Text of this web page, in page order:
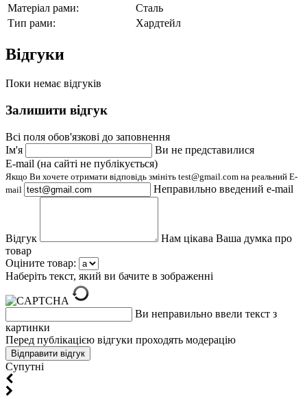
Матеріал рами:
Сталь
Тип рами:
Хардтейл
Відгуки
Поки немає відгуків
Залишити відгук
Всі поля обов'язкові до заповнення
Ім'я
Ви не представилися
E-mail (на сайті не публікується)
Якщо Ви хочете отримати відповідь змініть test@gmail.com на реальний E-
mail
Неправильно введений e-mail
Відгук
Нам цікава Ваша думка про
товар
Оціните товар:
Наберіть текст, який ви бачите в зображенні
Ви неправильно ввели текст з
картинки
Перед публікацією відгуки проходять модерацію
Супутні